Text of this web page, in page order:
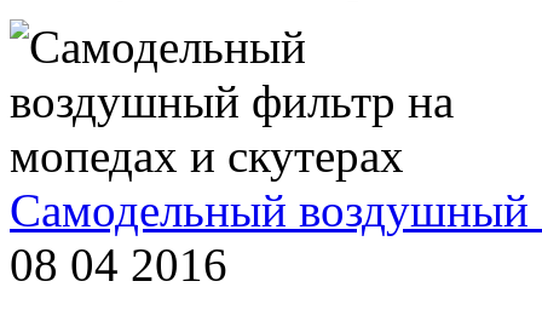
Самодельный воздушный
08 04 2016